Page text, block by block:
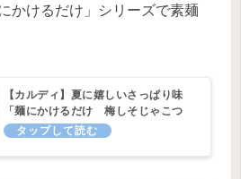
かけるだけ」シリーズで素麺
【カルディ】夏に嬉しいさっぱり味
「麺にかけるだけ 梅しそじゃこつ
ゆ」